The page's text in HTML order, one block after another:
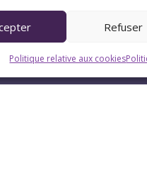
Refuser
Politique relative aux cookies